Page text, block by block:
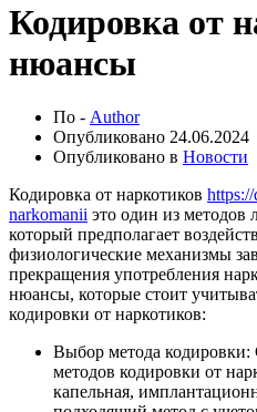
Кодировка от
нюансы
По - Author
Опубликовано 24.06.2024
Опубликовано в Новости
Кодировка от наркотиков
narkomanii это один из методов
который предполагает
физиологические механизмы
прекращения употребления
нюансы, которые стоит
кодировки от наркотиков:
Выбор метода кодировки:
методов кодировки от
капельная,